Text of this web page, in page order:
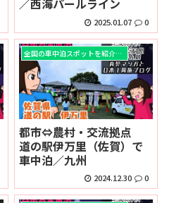
／西海パールライン
2025.01.07 0
全国の車中泊スポットを紹介！！
都市⇔農村・交流拠点
道の駅伊万里（佐賀）で
車中泊／九州
2024.12.30 0